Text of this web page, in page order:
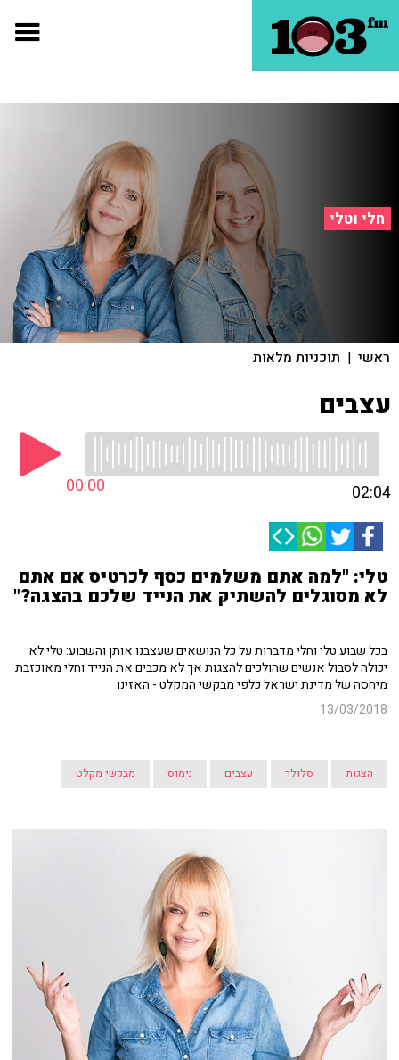
חלי וטלי
ראשי | תוכניות מלאות
עצבים
00:00 02:04
טלי: "למה אתם משלמים כסף לכרטיס אם אתם
לא מסוגלים להשתיק את הנייד שלכם בהצגה?"
בכל שבוע טלי וחלי מדברות על כל הנושאים שעצבנו אותן והשבוע: טלי לא
יכולה לסבול אנשים שהולכים להצגות אך לא מכבים את הנייד וחלי מאוכזבת
מיחסה של מדינת ישראל כלפי מבקשי המקלט - האזינו
13/03/2018
הצגות סלולר עצבים נימוס מבקשי מקלט